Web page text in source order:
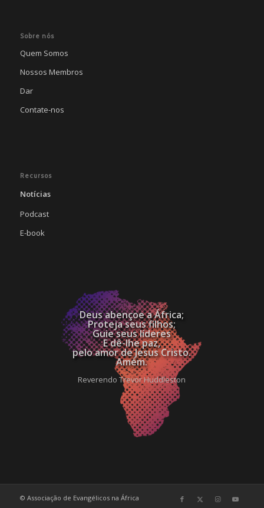
Sobre nós
Quem Somos
Nossos Membros
Dar
Contate-nos
Recursos
Notícias
Podcast
E-book
Deus abençoe a África;
Proteja seus filhos;
Guie seus líderes
E dê-lhe paz,
pelo amor de Jesus Cristo.
Amém.
Reverendo Trevor Huddleston
© Associação de Evangélicos na África